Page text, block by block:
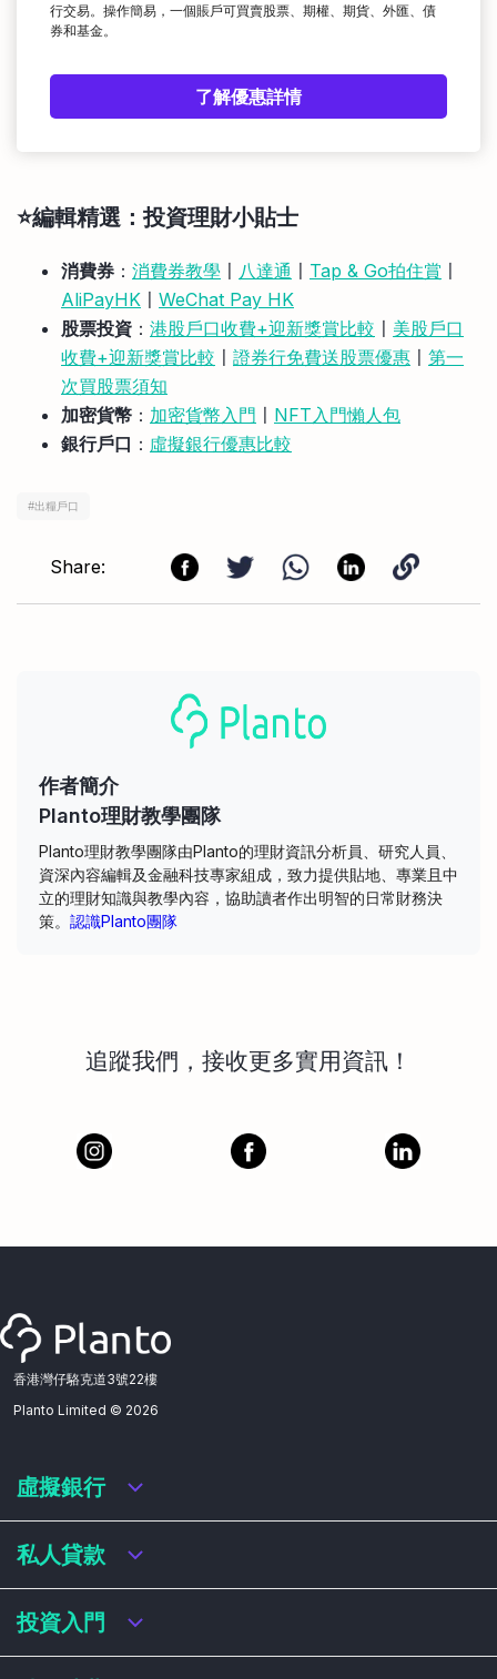
行交易。操作簡易，一個賬戶可買賣股票、期權、期貨、外匯、債
券和基金。
了解優惠詳情
⭐️編輯精選：投資理財小貼士
消費券 ： 消費券教學 〡 八達通 〡 Tap & Go拍住賞 〡
AliPayHK 〡 WeChat Pay HK
股票投資 ： 港股戶口收費+迎新獎賞比較 〡 美股戶口
收費+迎新獎賞比較 〡 證券行免費送股票優惠 〡 第一
次買股票須知
加密貨幣 ： 加密貨幣入門 〡 NFT入門懶人包
銀行戶口 ： 虛擬銀行優惠比較
#出糧戶口
Share:
作者簡介
Planto理財教學團隊
Planto理財教學團隊由Planto的理財資訊分析員、研究人員、
資深內容編輯及金融科技專家組成，致力提供貼地、專業且中
立的理財知識與教學內容，協助讀者作出明智的日常財務決
策。 認識Planto團隊
追蹤我們，接收更多實用資訊！
香港灣仔駱克道3號22樓
Planto Limited © 2026
虛擬銀行
虛擬銀行迎新優惠
虛擬銀行存款利率比較
虛擬銀行銀扣賬卡 / 信用卡
虛擬銀行貸款
私人貸款
私人貸款年利率比較
網上即批貸款
結餘轉戶
投資入門